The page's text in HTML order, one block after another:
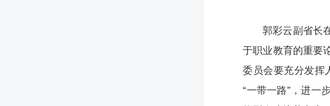
郭彩云副省长
于职业教育的重要
委员会要充分发挥
“一带一路”，进一